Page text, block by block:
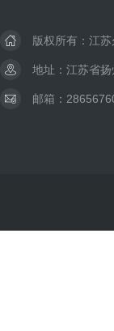
版权所有：江
地址：江苏省
邮箱：